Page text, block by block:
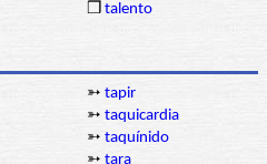
❒ talento
➳ tapir
➳ taquicardia
➳ taquínido
➳ tara